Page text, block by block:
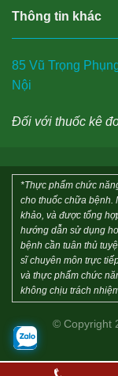
Thông tin khác
85 Vũ Trọng
Nội
Đối với thuốc kê
*Thực phẩm chức
cho thuốc chữa bệnh.
khảo, và được tổng
hướng dẫn sử dụng
bệnh cần tuân thủ
sĩ chuyên môn trực
và thực phẩm chức
không chịu trách
© Copyright